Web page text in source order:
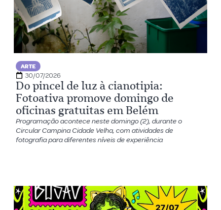
ARTE
30/07/2026
Do pincel de luz à cianotipia:
Fotoativa promove domingo de
oficinas gratuitas em Belém
Programação acontece neste domingo (2), durante o
Circular Campina Cidade Velha, com atividades de
fotografia para diferentes níveis de experiência